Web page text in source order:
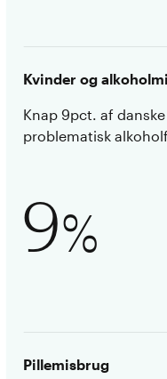
Kvinder og
Knap 9pct. af
problematisk
9%
Pillemisbrug